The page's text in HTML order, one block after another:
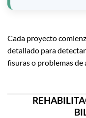
Cada proyecto
detallado para
fisuras o problemas de